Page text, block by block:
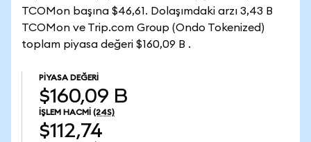
TCOMon başına $46,61. Dolaşımdaki arzı 3,43 B
TCOMon ve Trip.com Group (Ondo Tokenized)
toplam piyasa değeri $160,09 B .
PIYASA DEĞERI
$160,09 B
İŞLEM HACMI (24S)
$112,74